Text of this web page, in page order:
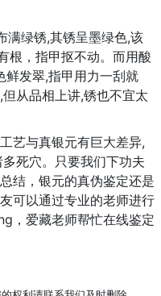
绿锈,其锈呈墨绿色,该
根，指甲抠不动。而用酸
鲜发翠,指甲用力一刮就
从品相上讲,锈也不宜太
与真银元有巨大差异,
死穴。只要我们下功夫
结，银元的真伪鉴定还是
可以通过专业的老师进行
，爱藏老师帮忙在线鉴定